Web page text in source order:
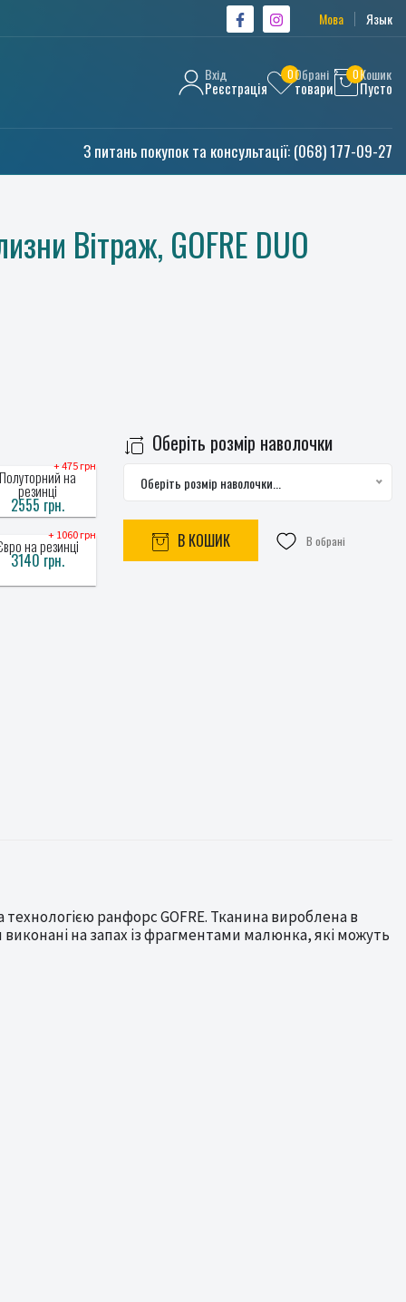
Мова Язык
Вхід
Реєстрація
0Обрані
товари
0Кошик
Пусто
З питань покупок та консультації: (068) 177-09-27
Вітраж, GOFRE DUO
+ 475 грн
Полуторний на
резинці
2555 грн.
+ 1060 грн
на резинці
3140 грн.
Оберіть розмір наволочки
Оберіть розмір наволочки...
В КОШИК В обрані
технологією ранфорс GOFRE. Тканина вироблена в
на запах із фрагментами малюнка, які можуть